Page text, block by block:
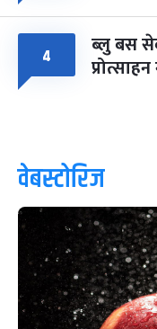
४ ब्लु बस
वेबस्टोरिज